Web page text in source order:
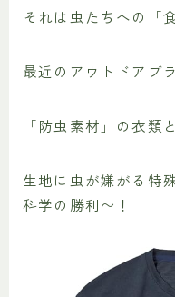
それは虫たちへの「
最近のアウトドアブ
「防虫素材」の衣類
生地に虫が嫌がる特
科学の勝利〜！